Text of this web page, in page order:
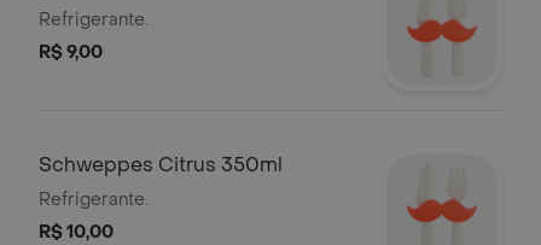
Refrigerante.
R$ 9,00
Schweppes Citrus 350ml
Refrigerante.
R$ 10,00